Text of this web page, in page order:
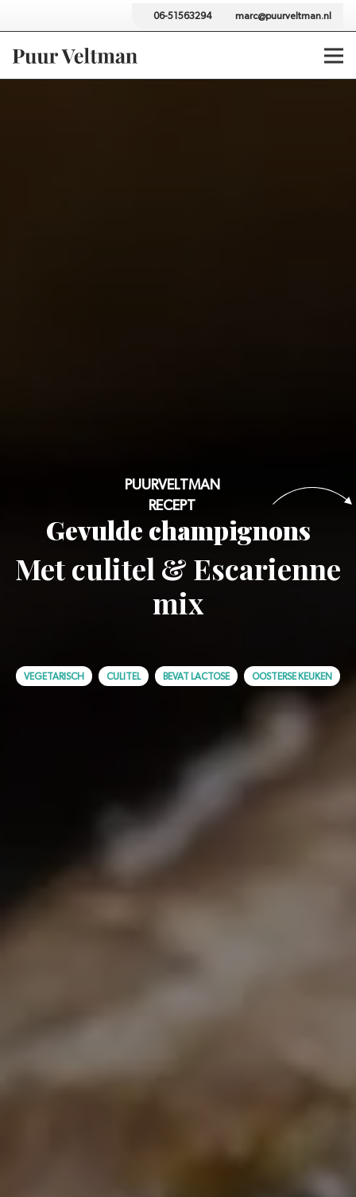
06-51563294 marc@puurveltman.nl
PUURVELTMAN
RECEPT
Gevulde champignons
Met culitel & Escarienne
mix
VEGETARISCH CULITEL BEVAT LACTOSE OOSTERSE KEUKEN